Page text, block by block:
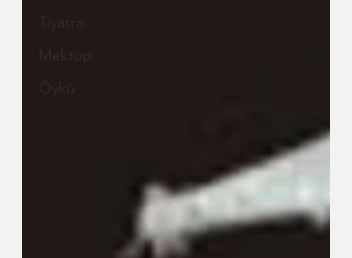
Tiyatro
Mektup
Öykü